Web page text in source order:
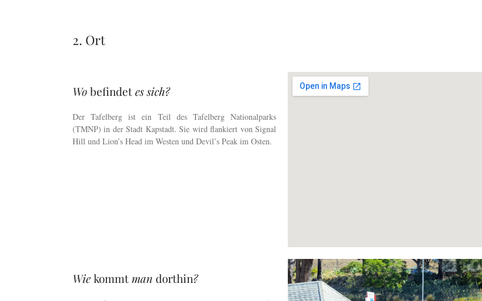
2. Ort
Wobefindetes sich?
Der Tafelberg ist ein Teil des Tafelberg Nationalparks
(TMNP) in der Stadt Kapstadt. Sie wird flankiert von Signal
Hill und Lion’s Head im Westen und Devil’s Peak im Osten.
Wiekommtman dorthin?